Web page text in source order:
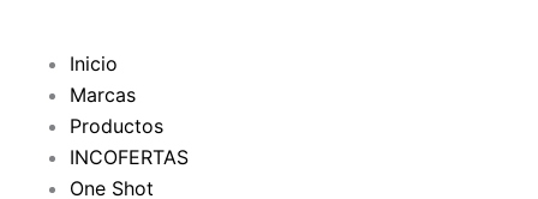
o
o
b
e
Inicio
Marcas
Productos
INCOFERTAS
One Shot